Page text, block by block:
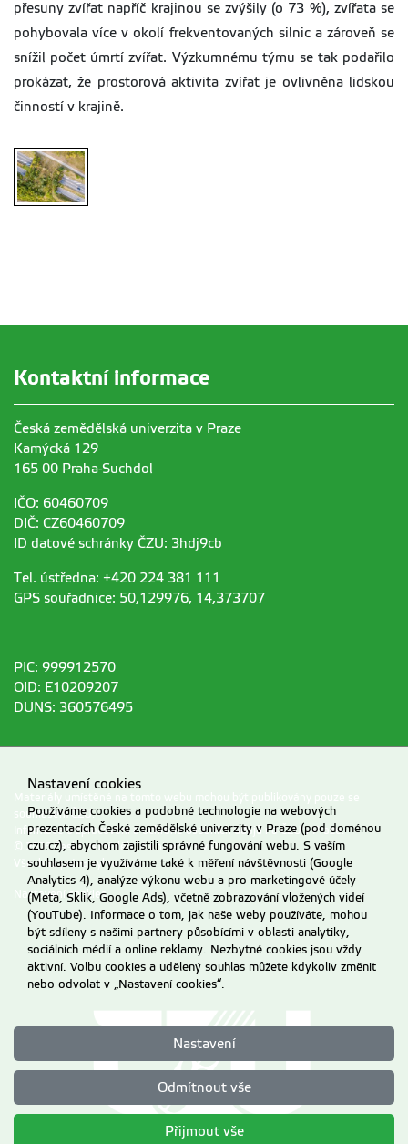
přesuny zvířat napříč krajinou se zvýšily (o 73 %), zvířata se
pohybovala více v okolí frekventovaných silnic a zároveň se
snížil počet úmrtí zvířat. Výzkumnému týmu se tak podařilo
prokázat, že prostorová aktivita zvířat je ovlivněna lidskou
činností v krajině.
Kontaktní informace
Česká zemědělská univerzita v Praze
Kamýcká 129
165 00 Praha-Suchdol
IČO: 60460709
DIČ: CZ60460709
ID datové schránky ČZU: 3hdj9cb
Tel. ústředna: +420 224 381 111
GPS souřadnice: 50,129976, 14,373707
PIC: 999912570
OID: E10209207
DUNS: 360576495
souhlasem ČZU.
Informace o zpracování a ochraně osobních údajů na ČZU v Praze.
© 2026 Česká zemědělská univerzita v Praze
Všechna práva vyhrazena
Nastavení cookies
Nastavení cookies
Používáme cookies a podobné technologie na webových
prezentacích České zemědělské univerzity v Praze (pod doménou
czu.cz), abychom zajistili správné fungování webu. S vaším
souhlasem je využíváme také k měření návštěvnosti (Google
Analytics 4), analýze výkonu webu a pro marketingové účely
(Meta, Sklik, Google Ads), včetně zobrazování vložených videí
(YouTube). Informace o tom, jak naše weby používáte, mohou
být sdíleny s našimi partnery působícími v oblasti analytiky,
sociálních médií a online reklamy. Nezbytné cookies jsou vždy
aktivní. Volbu cookies a udělený souhlas můžete kdykoliv změnit
nebo odvolat v „Nastavení cookies“.
Nastavení
Odmítnout vše
Přijmout vše